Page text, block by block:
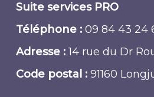
Suite services PRO
Téléphone :09 84 43 24
Adresse :14 rue du Dr
Code postal : 91160